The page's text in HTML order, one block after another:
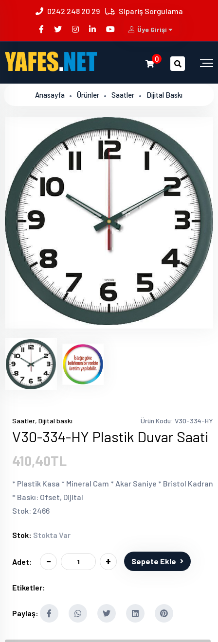
0242 248 20 29 Sipariş Sorgulama
Üye Girişi
0
Anasayfa Ürünler Saatler Dijital Baskı
Saatler, Dijital baskı Ürün Kodu: V30-334-HY
V30-334-HY Plastik Duvar Saati
410,40TL
* Plastik Kasa * Mineral Cam * Akar Saniye * Bristol Kadran
* Baskı: Ofset, Dijital
Stok: 2466
Stok: Stokta Var
Adet: - + Sepete Ekle
Etiketler:
Paylaş: